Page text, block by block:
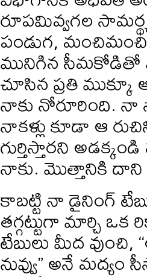
రూపమివ్వగల
పండుగ,
మునిగిన సీమకోడితో
చూసిన ప్రతి
నాకు నోరూరింది.
నాకళ్లు కూడా ఆ
గుర్తిస్తారని
నాకు. మొత్తానికి దాని
కాబట్టి నా డైనింగ్
తగ్గట్టుగా మార్చి ఒక
టేబులు మీద
నువ్వు” అనే